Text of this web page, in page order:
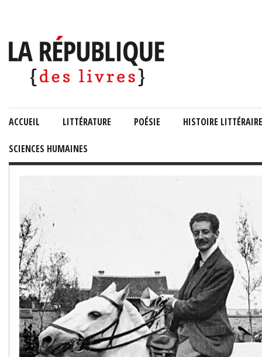
ACCUEIL LITTÉRATURE POÉSIE HISTOIRE LITTÉRAIRE
SCIENCES HUMAINES